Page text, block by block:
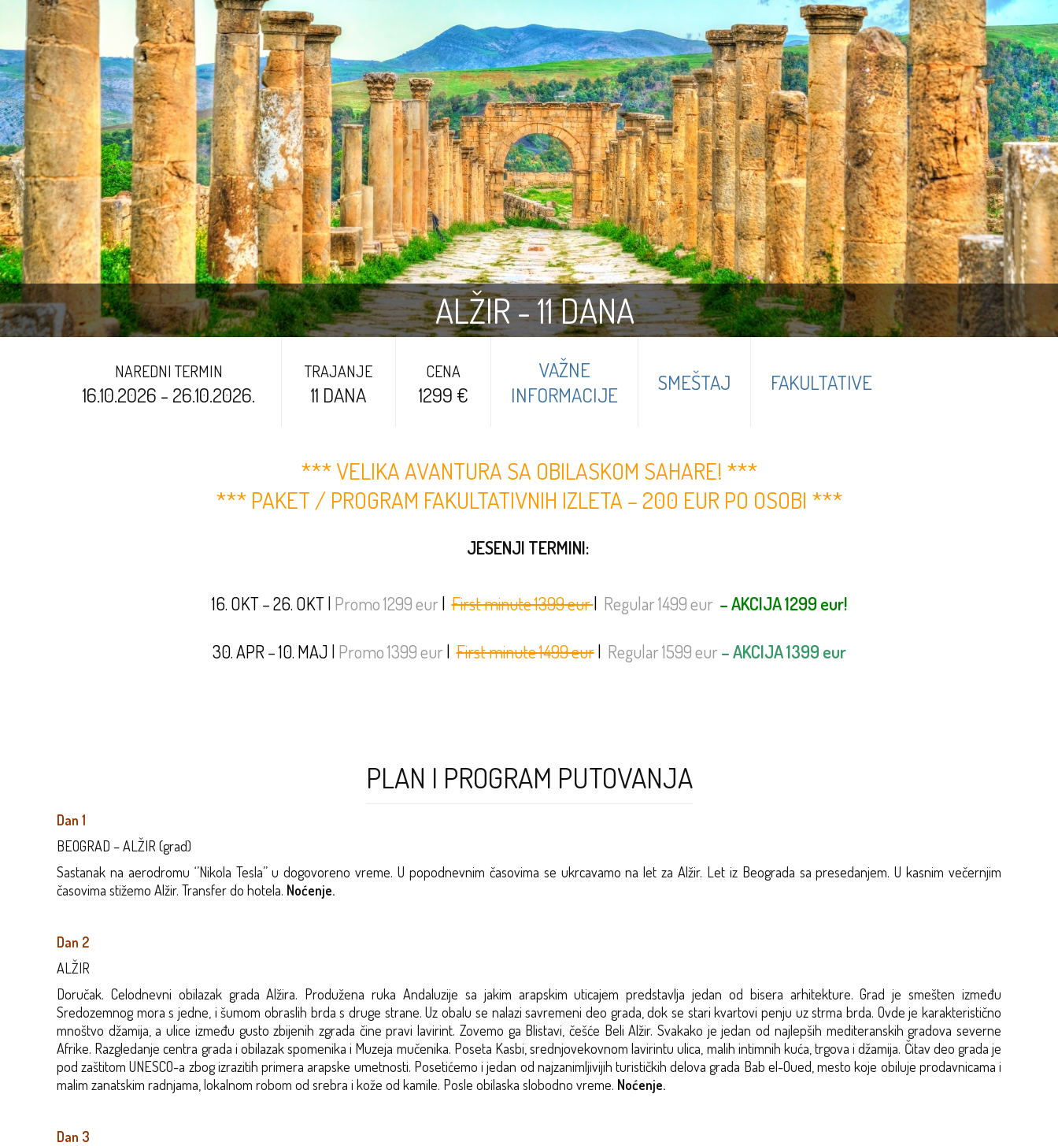
ALŽIR - 11 DANA
NAREDNI TERMIN
16.10.2026 - 26.10.2026.
TRAJANJE
11 DANA
CENA
1299 €
VAŽNE
INFORMACIJE
SMEŠTAJ FAKULTATIVE
*** VELIKA AVANTURA SA OBILASKOM SAHARE! ***
*** PAKET / PROGRAM FAKULTATIVNIH IZLETA – 200 EUR PO OSOBI ***
JESENJI TERMINI:
16. OKT – 26. OKT| Promo 1299 eur| First minute 1399 eur| Regular 1499 eur – AKCIJA 1299 eur!
30. APR – 10. MAJ | Promo 1399 eur| First minute 1499 eur| Regular 1599 eur– AKCIJA 1399 eur
PLAN I PROGRAM PUTOVANJA
Dan 1
BEOGRAD – ALŽIR (grad)
Sastanak na aerodromu ‘’Nikola Tesla’’ u dogovoreno vreme. U popodnevnim časovima se ukrcavamo na let za Alžir. Let iz Beograda sa presedanjem. U kasnim večernjim
časovima stižemo Alžir. Transfer do hotela. Noćenje.
Dan 2
ALŽIR
Doručak. Celodnevni obilazak grada Alžira. Produžena ruka Andaluzije sa jakim arapskim uticajem predstavlja jedan od bisera arhitekture. Grad je smešten između
Sredozemnog mora s jedne, i šumom obraslih brda s druge strane. Uz obalu se nalazi savremeni deo grada, dok se stari kvartovi penju uz strma brda. Ovde je karakteristično
mnoštvo džamija, a ulice između gusto zbijenih zgrada čine pravi lavirint. Zovemo ga Blistavi, češće Beli Alžir. Svakako je jedan od najlepših mediteranskih gradova severne
Afrike. Razgledanje centra grada i obilazak spomenika i Muzeja mučenika. Poseta Kasbi, srednjovekovnom lavirintu ulica, malih intimnih kuća, trgova i džamija. Čitav deo grada je
pod zaštitom UNESCO-a zbog izrazitih primera arapske umetnosti. Posetićemo i jedan od najzanimljivijih turističkih delova grada Bab el-Oued, mesto koje obiluje prodavnicama i
malim zanatskim radnjama, lokalnom robom od srebra i kože od kamile. Posle obilaska slobodno vreme. Noćenje.
Dan 3